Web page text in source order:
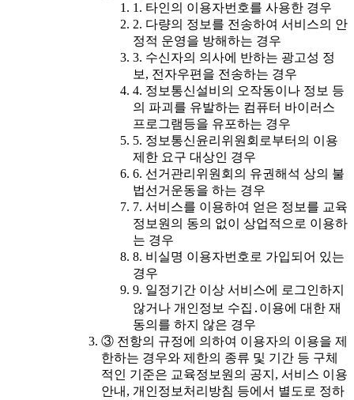
1. 타인의 이용자번호를 사용한 경우
2. 다량의 정보를 전송하여 서비스의 안
정적 운영을 방해하는 경우
3. 수신자의 의사에 반하는 광고성 정
보, 전자우편을 전송하는 경우
4. 정보통신설비의 오작동이나 정보 등
의 파괴를 유발하는 컴퓨터 바이러스
프로그램등을 유포하는 경우
5. 정보통신윤리위원회로부터의 이용
제한 요구 대상인 경우
6. 선거관리위원회의 유권해석 상의 불
법선거운동을 하는 경우
7. 서비스를 이용하여 얻은 정보를 교육
정보원의 동의 없이 상업적으로 이용하
는 경우
8. 비실명 이용자번호로 가입되어 있는
경우
9. 일정기간 이상 서비스에 로그인하지
않거나 개인정보 수집․이용에 대한 재
동의를 하지 않은 경우
③ 전항의 규정에 의하여 이용자의 이용을 제
한하는 경우와 제한의 종류 및 기간 등 구체
적인 기준은 교육정보원의 공지, 서비스 이용
안내, 개인정보처리방침 등에서 별도로 정하